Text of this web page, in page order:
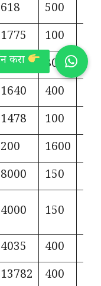
618 500
1775 100
1230 800
1640 400
1478 100
200 1600
8000 150
4000 150
4035 400
13782 400